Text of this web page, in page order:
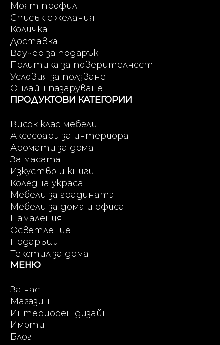
Моят профил
Списък с желания
Количка
Доставка
Ваучер за подарък
Политика за поверителност
Условия за ползване
Онлайн пазаруване
ПРОДУКТОВИ КАТЕГОРИИ
Висок клас мебели
Аксесоари за интериора
Аромати за дома
За масата
Изкуство и книги
Коледна украса
Мебели за градината
Мебели за дома и офиса
Намаления
Осветление
Подаръци
Текстил за дома
МЕНЮ
За нас
Магазин
Интериорен дизайн
Имоти
Блог